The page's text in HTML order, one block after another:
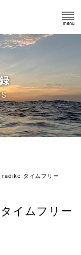
radiko タイムフリー
イムフリー